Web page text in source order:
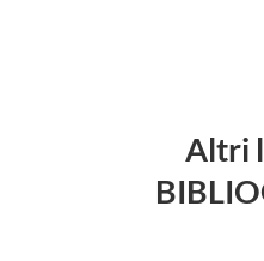
Altri